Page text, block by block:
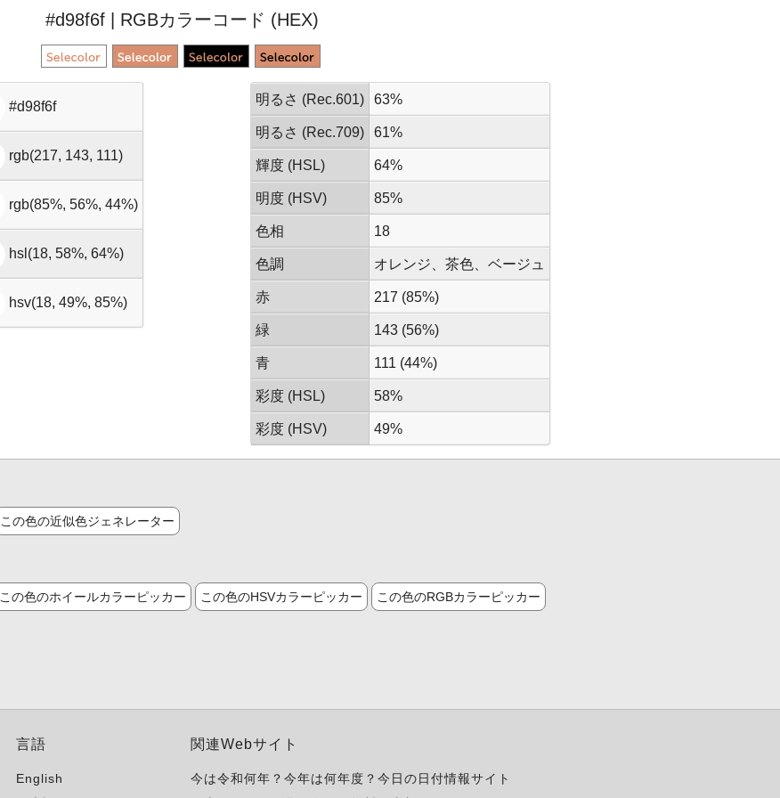
#d98f6f | RGBカラーコード (HEX)
#d98f6f
rgb(217, 143, 111)
rgb(85%, 56%, 44%)
hsl(18, 58%, 64%)
hsv(18, 49%, 85%)
明るさ (Rec.601) 63%
明るさ (Rec.709) 61%
輝度 (HSL) 64%
明度 (HSV) 85%
色相 18
色調 オレンジ、茶色、ベージュ
赤 217 (85%)
緑 143 (56%)
青 111 (44%)
彩度 (HSL) 58%
彩度 (HSV) 49%
この色の近似色ジェネレーター
この色のホイールカラーピッカー この色のHSVカラーピッカー この色のRGBカラーピッカー
言語
English
関連Webサイト
今は令和何年？今年は何年度？今日の日付情報サイト